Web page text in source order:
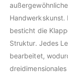
Handwerkskunst.
besticht die
Struktur. Jedes
bearbeitet,